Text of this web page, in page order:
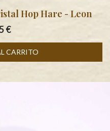
Hop Hare - Leon
€
CARRITO